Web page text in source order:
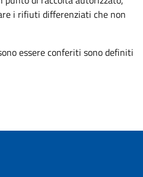
i rifiuti differenziati che non
essere conferiti sono definiti